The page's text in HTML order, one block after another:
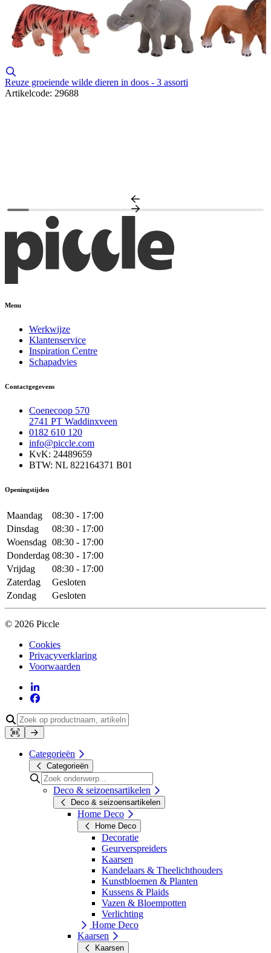
Reuze groeiende wilde dieren in doos - 3 assorti
Artikelcode: 29688
Menu
Werkwijze
Klantenservice
Inspiration Centre
Schapadvies
Contactgegevens
Coenecoop 570
2741 PT Waddinxveen
0182 610 120
info@piccle.com
KvK: 24489659
BTW: NL 822164371 B01
Openingstijden
Maandag
08:30 - 17:00
Dinsdag
08:30 - 17:00
Woensdag 08:30 - 17:00
Donderdag 08:30 - 17:00
Vrijdag
08:30 - 17:00
Zaterdag
Gesloten
Zondag
Gesloten
© 2026 Piccle
Cookies
Privacyverklaring
Voorwaarden
Categorieën
Categorieën
Deco & seizoensartikelen
Deco & seizoensartikelen
Home Deco
Home Deco
Decoratie
Geurverspreiders
Kaarsen
Kandelaars & Theelichthouders
Kunstbloemen & Planten
Kussens & Plaids
Vazen & Bloempotten
Verlichting
Home Deco
Kaarsen
Kaarsen